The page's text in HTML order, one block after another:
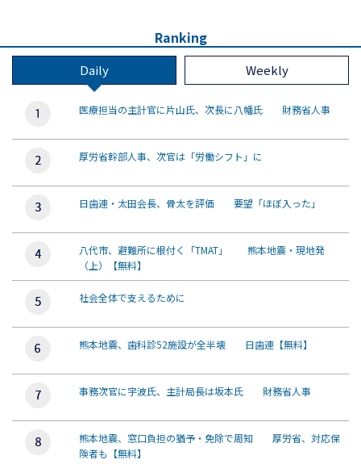
Ranking
Daily Weekly
医療担当の主計官に片山氏、次長に八幡氏 財務省人事
厚労省幹部人事、次官は「労働シフト」に
日歯連・太田会長、骨太を評価 要望「ほぼ入った」
八代市、避難所に根付く「TMAT」 熊本地震・現地発
（上）【無料】
社会全体で支えるために
熊本地震、歯科診52施設が全半壊 日歯連【無料】
事務次官に宇波氏、主計局長は坂本氏 財務省人事
熊本地震、窓口負担の猶予・免除で周知 厚労省、対応保
険者も【無料】